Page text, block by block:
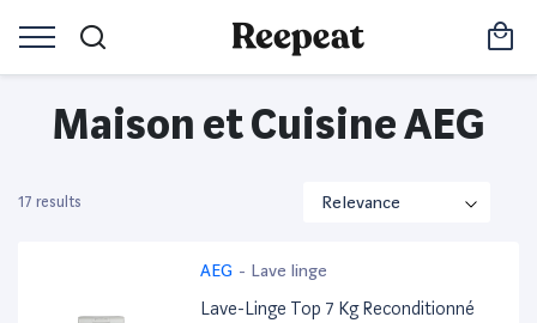
Maison et Cuisine AEG
17 results
AEG - Lave linge
Lave-Linge Top 7 Kg Reconditionné